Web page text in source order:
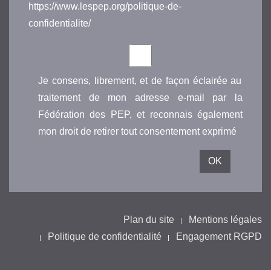
https://www.lespep.org/politique-de-
confidentialite/
Je consens, librement, et de façon éclairée au
traitement de mon adresse e-mail par la
Fédération des PEP, et reconnais également
mon droit de retirer tout consentement exprimé
Plan du site
Mentions légales
Politique de confidentialité
Engagement RGPD